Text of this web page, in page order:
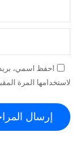
احفظ اسمي،
لاستخدامها المرة